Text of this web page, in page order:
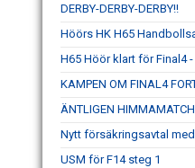
DERBY-DERBY-DERBY!!
Höörs HK H65
H65 Höör klart för Final4 -
KAMPEN OM FINAL4
ÄNTLIGEN
Nytt försäkringsavtal
USM för F14 steg 1